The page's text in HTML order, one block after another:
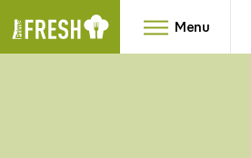
Menu